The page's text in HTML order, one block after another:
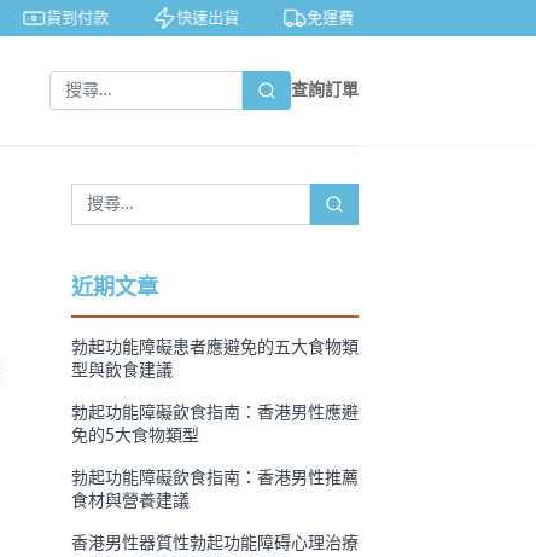
貨到付款 快速出貨 免運費
查詢訂單
近期文章
勃起功能障礙患者應避免的五大食物類
型與飲食建議
勃起功能障礙飲食指南：香港男性應避
免的5大食物類型
勃起功能障礙飲食指南：香港男性推薦
食材與營養建議
香港男性器質性勃起功能障碍心理治療